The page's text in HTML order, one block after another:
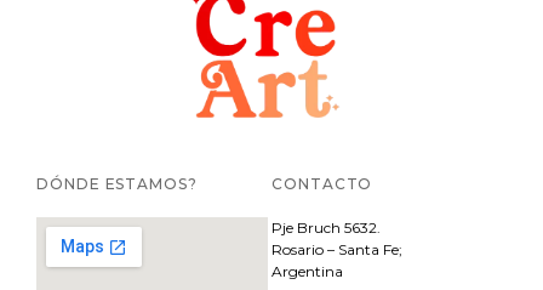
DÓNDE ESTAMOS? CONTACTO
Pje Bruch 5632.
Rosario – Santa Fe;
Argentina